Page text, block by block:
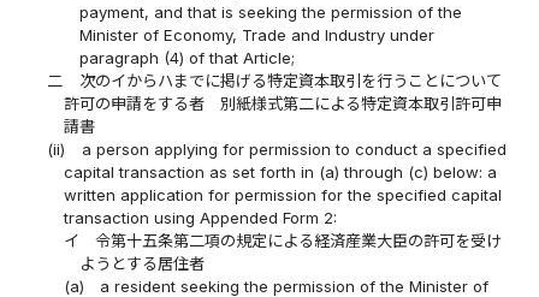
payment, and that is seeking the permission of the
Minister of Economy, Trade and Industry under
paragraph (4) of that Article;
二
次のイからハまでに掲げる特定資本取引を行うことについて
許可の申請をする者 別紙様式第二による特定資本取引許可申
請書
(ii)
a person applying for permission to conduct a specified
capital transaction as set forth in (a) through (c) below: a
written application for permission for the specified capital
transaction using Appended Form 2:
イ
令第十五条第二項の規定による経済産業大臣の許可を受け
ようとする居住者
(a)
a resident seeking the permission of the Minister of